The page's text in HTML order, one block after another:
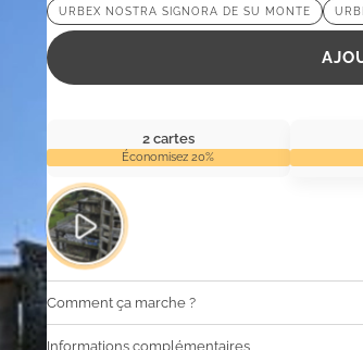
URBEX NOSTRA SIGNORA DE SU MONTE
2 cartes
Économisez 20%
Comment ça marche ?
Informations complémentaires